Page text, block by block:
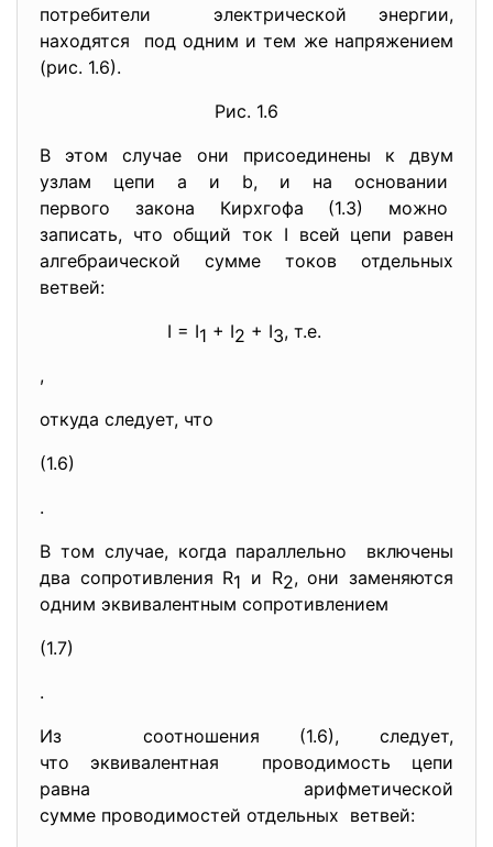
потребители электрической энергии,
находятся под одним и тем же напряжением
(рис. 1.6).
Рис. 1.6
В этом случае они присоединены к двум
узлам цепи а и b, и на основании
первого закона Кирхгофа (1.3) можно
записать, что общий ток I всей цепи равен
алгебраической сумме токов отдельных
ветвей:
I = I1 + I2 + I3, т.е.
,
откуда следует, что
(1.6)
.
В том случае, когда параллельно включены
два сопротивления R1 и R2, они заменяются
одним эквивалентным сопротивлением
(1.7)
.
Из соотношения (1.6), следует,
что эквивалентная проводимость цепи
равна арифметической
сумме проводимостей отдельных ветвей: